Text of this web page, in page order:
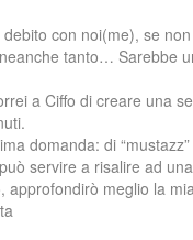
con noi(me), se
tanto… Sarebbe
a Ciffo di creare una
domanda: di
servire a risalire ad
approfondirò meglio la